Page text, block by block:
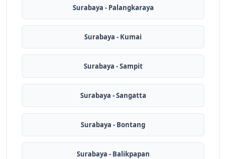
Surabaya - Palangkaraya
Surabaya - Kumai
Surabaya - Sampit
Surabaya - Sangatta
Surabaya - Bontang
Surabaya - Balikpapan